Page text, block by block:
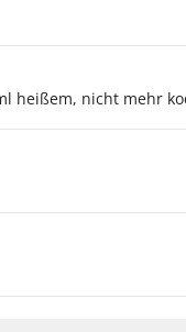
heißem, nicht mehr